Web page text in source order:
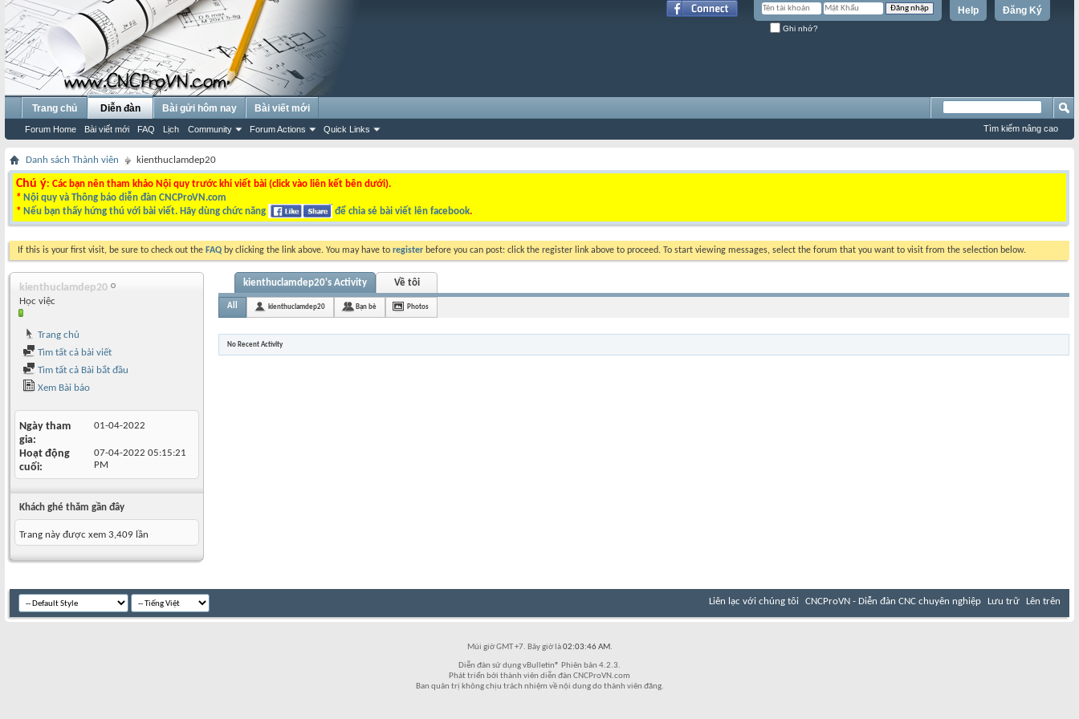
Đăng Ký
Help
Ghi nhớ?
Trang chủ Diễn đàn
Forum Home Bài viết mới FAQ Lịch Community Forum Actions Quick Links
Bài gửi hôm nay Bài viết mới
Tìm kiếm nâng cao
Danh sách Thành viên kienthuclamdep20
Chú ý: Các bạn nên tham khảo Nội quy trước khi viết bài (click vào liên kết bên dưới).
* Nội quy và Thông báo diễn đàn CNCProVN.com
* Nếu bạn thấy hứng thú với bài viết. Hãy dùng chức năng để chia sẻ bài viết lên facebook.
If this is your first visit, be sure to check out the FAQ by clicking the link above. You may have to register before you can post: click the register link above to proceed. To start viewing messages, select the forum that you want to visit from the selection below.
kienthuclamdep20
Học việc
Trang chủ
Tìm tất cả bài viết
Tìm tất cả Bài bắt đầu
Xem Bài báo
Ngày tham
gia
01-04-2022
Hoạt động
cuối
07-04-2022 05:15:21
PM
Khách ghé thăm gần đây
Trang này được xem 3,409 lần
kienthuclamdep20's Activity Về tôi
All kienthuclamdep20 Bạn bè Photos
No Recent Activity
Liên lạc với chúng tôi CNCProVN - Diễn đàn CNC chuyên nghiệp Lưu trữ Lên trên
Múi giờ GMT +7. Bây giờ là02:03:46 AM.
Diễn đàn sử dụng vBulletin® Phiên bản 4.2.3.
Phát triển bởi thành viên diễn đàn CNCProVN.com
Ban quản trị không chịu trách nhiệm về nội dung do thành viên đăng.